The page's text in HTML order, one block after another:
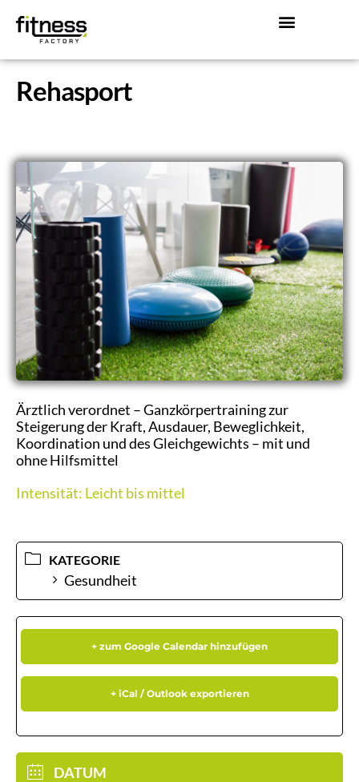
Rehasport
Ärztlich verordnet – Ganzkörpertraining zur
Steigerung der Kraft, Ausdauer, Beweglichkeit,
Koordination und des Gleichgewichts – mit und
ohne Hilfsmittel
Intensität: Leicht bis mittel
KATEGORIE
Gesundheit
+ zum Google Calendar hinzufügen
+ iCal / Outlook exportieren
DATUM